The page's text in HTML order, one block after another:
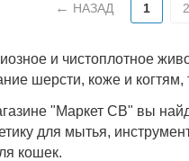
и чистоплотное
шерсти, коже и
"Маркет СВ" вы
для мытья,
кошек.
НАЗАД 1 2